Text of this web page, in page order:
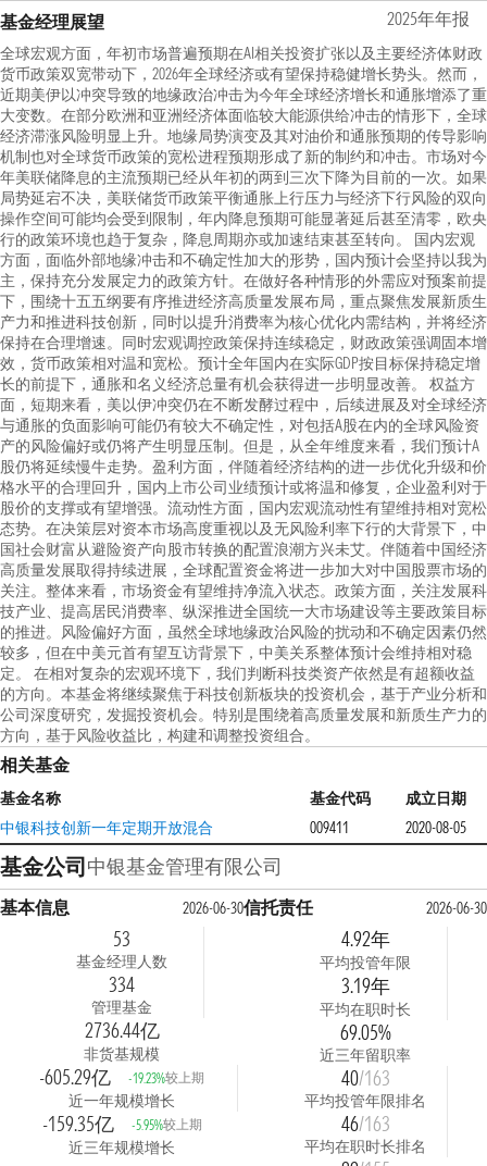
基金经理展望 2025年年报
全球宏观方面，年初市场普遍预期在AI相关投资扩张以及主要经济体财政
货币政策双宽带动下，2026年全球经济或有望保持稳健增长势头。然而，
近期美伊以冲突导致的地缘政治冲击为今年全球经济增长和通胀增添了重
大变数。在部分欧洲和亚洲经济体面临较大能源供给冲击的情形下，全球
经济滞涨风险明显上升。地缘局势演变及其对油价和通胀预期的传导影响
机制也对全球货币政策的宽松进程预期形成了新的制约和冲击。市场对今
年美联储降息的主流预期已经从年初的两到三次下降为目前的一次。如果
局势延宕不决，美联储货币政策平衡通胀上行压力与经济下行风险的双向
操作空间可能均会受到限制，年内降息预期可能显著延后甚至清零，欧央
行的政策环境也趋于复杂，降息周期亦或加速结束甚至转向。 国内宏观
方面，面临外部地缘冲击和不确定性加大的形势，国内预计会坚持以我为
主，保持充分发展定力的政策方针。在做好各种情形的外需应对预案前提
下，围绕十五五纲要有序推进经济高质量发展布局，重点聚焦发展新质生
产力和推进科技创新，同时以提升消费率为核心优化内需结构，并将经济
保持在合理增速。同时宏观调控政策保持连续稳定，财政政策强调固本增
效，货币政策相对温和宽松。预计全年国内在实际GDP按目标保持稳定增
长的前提下，通胀和名义经济总量有机会获得进一步明显改善。 权益方
面，短期来看，美以伊冲突仍在不断发酵过程中，后续进展及对全球经济
与通胀的负面影响可能仍有较大不确定性，对包括A股在内的全球风险资
产的风险偏好或仍将产生明显压制。但是，从全年维度来看，我们预计A
股仍将延续慢牛走势。盈利方面，伴随着经济结构的进一步优化升级和价
格水平的合理回升，国内上市公司业绩预计或将温和修复，企业盈利对于
股价的支撑或有望增强。流动性方面，国内宏观流动性有望维持相对宽松
态势。在决策层对资本市场高度重视以及无风险利率下行的大背景下，中
国社会财富从避险资产向股市转换的配置浪潮方兴未艾。伴随着中国经济
高质量发展取得持续进展，全球配置资金将进一步加大对中国股票市场的
关注。整体来看，市场资金有望维持净流入状态。政策方面，关注发展科
技产业、提高居民消费率、纵深推进全国统一大市场建设等主要政策目标
的推进。风险偏好方面，虽然全球地缘政治风险的扰动和不确定因素仍然
较多，但在中美元首有望互访背景下，中美关系整体预计会维持相对稳
定。 在相对复杂的宏观环境下，我们判断科技类资产依然是有超额收益
的方向。本基金将继续聚焦于科技创新板块的投资机会，基于产业分析和
公司深度研究，发掘投资机会。特别是围绕着高质量发展和新质生产力的
方向，基于风险收益比，构建和调整投资组合。
相关基金
基金名称 基金代码
成立日期
中银科技创新一年定期开放混合
009411 2020-08-05
基金公司中银基金管理有限公司
基本信息 2026-06-30
53
基金经理人数
334
管理基金
2736.44亿
非货基规模
-605.29亿 -19.23%较上期
近一年规模增长
-159.35亿 -5.95%较上期
近三年规模增长
信托责任 2026-06-30
4.92年
平均投管年限
3.19年
平均在职时长
69.05%
近三年留职率
40/163
平均投管年限排名
46/163
平均在职时长排名